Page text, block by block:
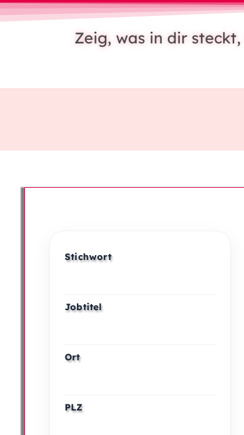
Zeig, was in dir
Stichwort
Jobtitel
Ort
PLZ